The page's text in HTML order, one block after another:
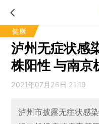
健康
泸州无症状感
株阳性 与南京
2021年07月26日 21:19
泸州市披露无症状感